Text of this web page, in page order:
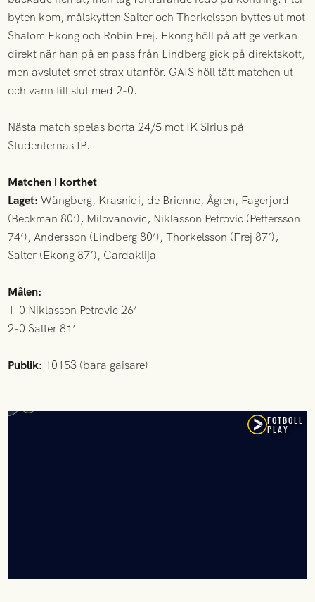
byten kom, målskytten Salter och Thorkelsson byttes ut mot
Shalom Ekong och Robin Frej. Ekong höll på att ge verkan
direkt när han på en pass från Lindberg gick på direktskott,
men avslutet smet strax utanför. GAIS höll tätt matchen ut
och vann till slut med 2-0.
Nästa match spelas borta 24/5 mot IK Sirius på
Studenternas IP.
Matchen i korthet
Laget: Wängberg, Krasniqi, de Brienne, Ågren, Fagerjord
(Beckman 80’), Milovanovic, Niklasson Petrovic (Pettersson
74’), Andersson (Lindberg 80’), Thorkelsson (Frej 87’),
Salter (Ekong 87’), Cardaklija
Målen:
1-0 Niklasson Petrovic 26’
2-0 Salter 81’
Publik: 10153 (bara gaisare)